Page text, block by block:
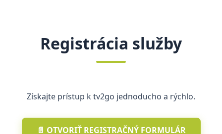
Registrácia služby
Získajte prístup k tv2go jednoducho a rýchlo.
📄 OTVORIŤ REGISTRAČNÝ FORMULÁR